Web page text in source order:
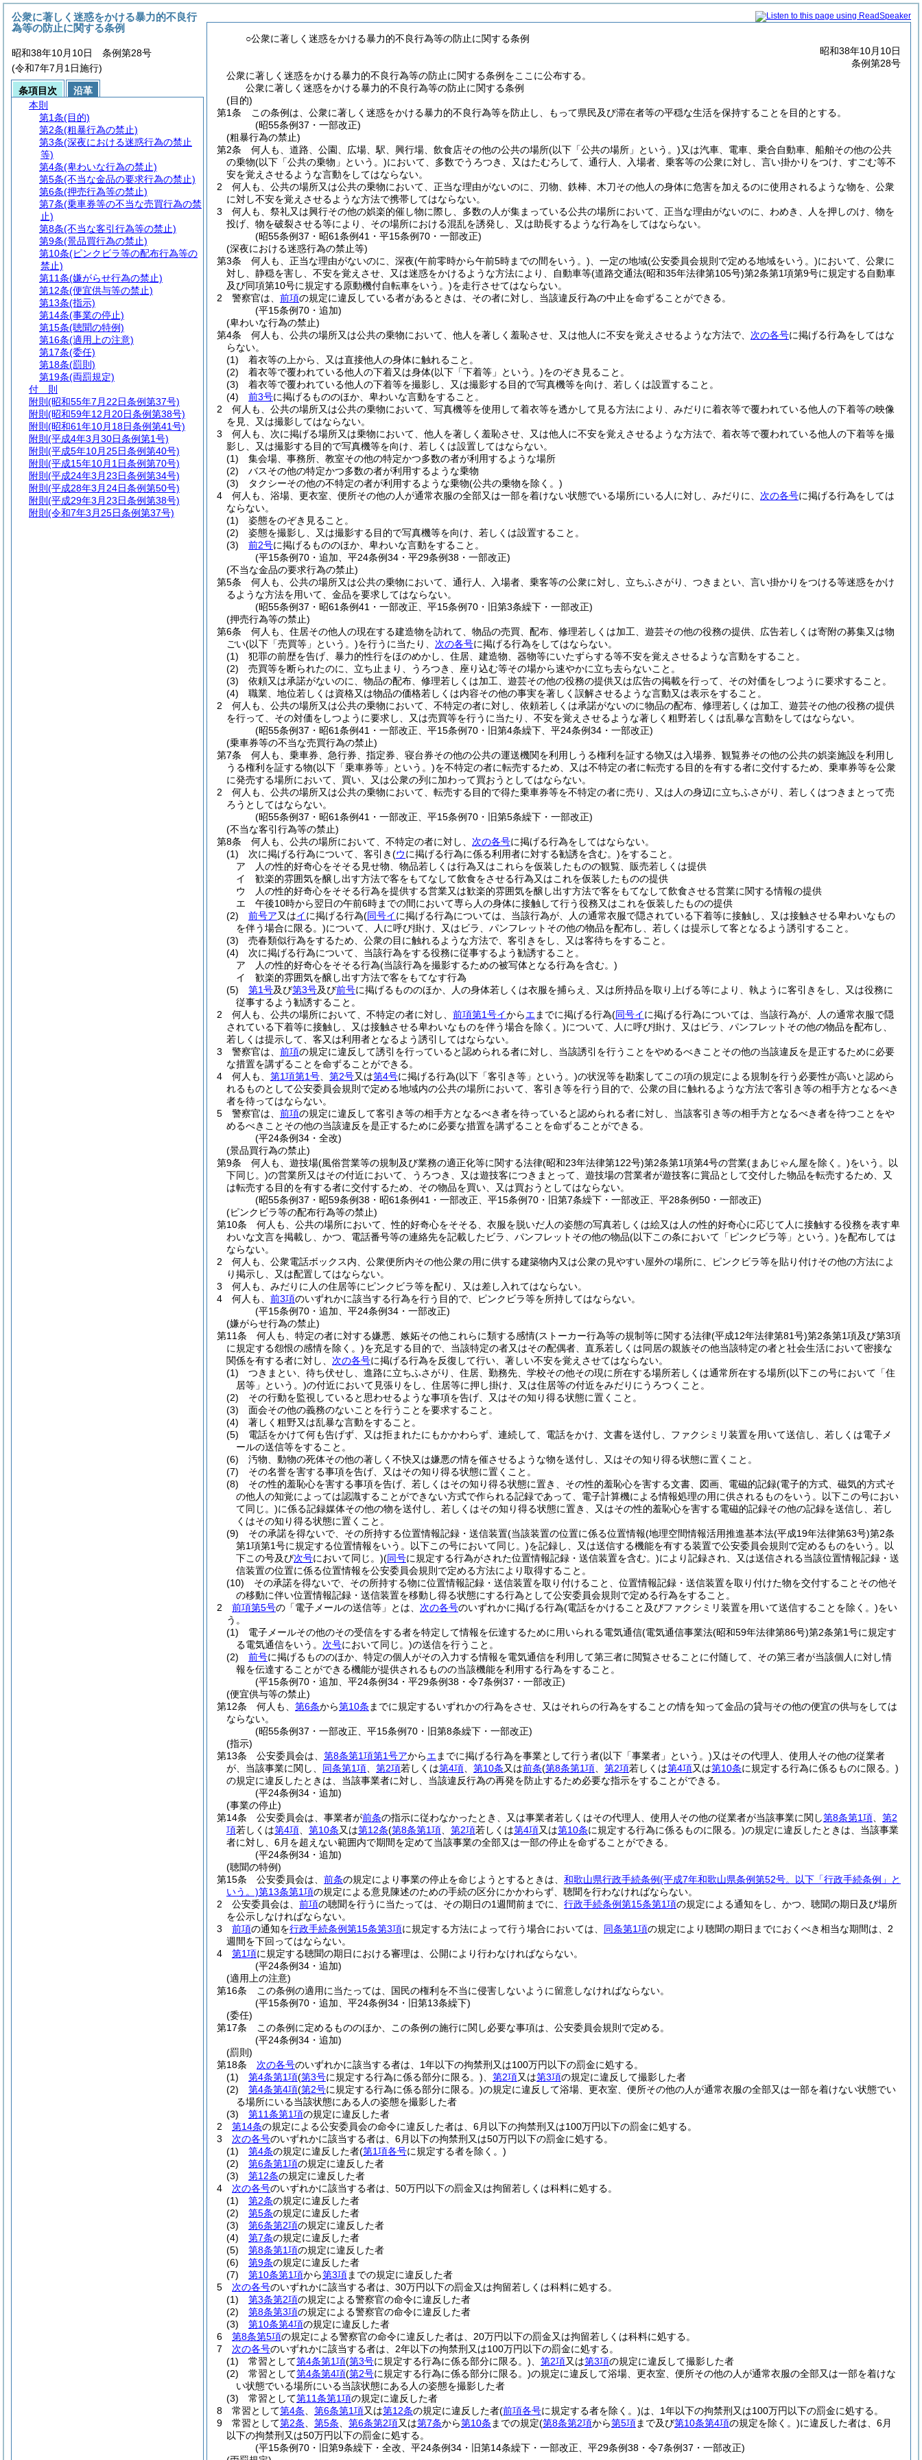
○公衆に著しく迷惑をかける暴力的不良行為等の防止に関する条例
昭和38年10月10日
条例第28号
公衆に著しく迷惑をかける暴力的不良行為等の防止に関する条例をここに公布する。
公衆に著しく迷惑をかける暴力的不良行為等の防止に関する条例
(目的)
第1条
この条例は、公衆に著しく迷惑をかける暴力的不良行為等を防止し、もって県民及び滞在者等の平穏な生活を保持することを目的とする。
(昭55条例37・一部改正)
(粗暴行為の禁止)
第2条
何人も、道路、公園、広場、駅、興行場、飲食店その他の公共の場所(以下「公共の場所」という。)又は汽車、電車、乗合自動車、船舶その他の公共
の乗物(以下「公共の乗物」という。)において、多数でうろつき、又はたむろして、通行人、入場者、乗客等の公衆に対し、言い掛かりをつけ、すごむ等不
安を覚えさせるような言動をしてはならない。
2
何人も、公共の場所又は公共の乗物において、正当な理由がないのに、刃物、鉄棒、木刀その他人の身体に危害を加えるのに使用されるような物を、公衆
に対し不安を覚えさせるような方法で携帯してはならない。
3
何人も、祭礼又は興行その他の娯楽的催し物に際し、多数の人が集まっている公共の場所において、正当な理由がないのに、わめき、人を押しのけ、物を
投げ、物を破裂させる等により、その場所における混乱を誘発し、又は助長するような行為をしてはならない。
(昭55条例37・昭61条例41・平15条例70・一部改正)
(深夜における迷惑行為の禁止等)
第3条
何人も、正当な理由がないのに、深夜(午前零時から午前5時までの間をいう。) 、一定の地域(公安委員会規則で定める地域をいう。)において、公衆に
対し、静穏を害し、不安を覚えさせ、又は迷惑をかけるような方法により、自動車等(道路交通法(昭和35年法律第105号)第2条第1項第9号に規定する自動車
及び同項第10号に規定する原動機付自転車をいう。)を走行させてはならない。
2
警察官は、 前項の規定に違反している者があるときは、その者に対し、当該違反行為の中止を命ずることができる。
(平15条例70・追加)
(卑わいな行為の禁止)
第4条
何人も、公共の場所又は公共の乗物において、他人を著しく羞恥させ、又は他人に不安を覚えさせるような方法で、 次の各号に掲げる行為をしてはな
らない。
(1)
着衣等の上から、又は直接他人の身体に触れること。
(2)
着衣等で覆われている他人の下着又は身体(以下「下着等」という。)をのぞき見ること。
(3)
着衣等で覆われている他人の下着等を撮影し、又は撮影する目的で写真機等を向け、若しくは設置すること。
(4)
前3号に掲げるもののほか、卑わいな言動をすること。
2
何人も、公共の場所又は公共の乗物において、写真機等を使用して着衣等を透かして見る方法により、みだりに着衣等で覆われている他人の下着等の映像
を見、又は撮影してはならない。
3
何人も、次に掲げる場所又は乗物において、他人を著しく羞恥させ、又は他人に不安を覚えさせるような方法で、着衣等で覆われている他人の下着等を撮
影し、又は撮影する目的で写真機等を向け、若しくは設置してはならない。
(1)
集会場、事務所、教室その他の特定かつ多数の者が利用するような場所
(2)
バスその他の特定かつ多数の者が利用するような乗物
(3)
タクシーその他の不特定の者が利用するような乗物(公共の乗物を除く。)
4
何人も、浴場、更衣室、便所その他の人が通常衣服の全部又は一部を着けない状態でいる場所にいる人に対し、みだりに、 次の各号に掲げる行為をしては
ならない。
(1)
姿態をのぞき見ること。
(2)
姿態を撮影し、又は撮影する目的で写真機等を向け、若しくは設置すること。
(3)
前2号に掲げるもののほか、卑わいな言動をすること。
(平15条例70・追加、平24条例34・平29条例38・一部改正)
(不当な金品の要求行為の禁止)
第5条
何人も、公共の場所又は公共の乗物において、通行人、入場者、乗客等の公衆に対し、立ちふさがり、つきまとい、言い掛かりをつける等迷惑をかけ
るような方法を用いて、金品を要求してはならない。
(昭55条例37・昭61条例41・一部改正、平15条例70・旧第3条繰下・一部改正)
(押売行為等の禁止)
第6条
何人も、住居その他人の現在する建造物を訪れて、物品の売買、配布、修理若しくは加工、遊芸その他の役務の提供、広告若しくは寄附の募集又は物
ごい(以下「売買等」という。)を行うに当たり、 次の各号に掲げる行為をしてはならない。
(1)
犯罪の前歴を告げ、暴力的性行をほのめかし、住居、建造物、器物等にいたずらする等不安を覚えさせるような言動をすること。
(2)
売買等を断られたのに、立ち止まり、うろつき、座り込む等その場から速やかに立ち去らないこと。
(3)
依頼又は承諾がないのに、物品の配布、修理若しくは加工、遊芸その他の役務の提供又は広告の掲載を行って、その対価をしつように要求すること。
(4)
職業、地位若しくは資格又は物品の価格若しくは内容その他の事実を著しく誤解させるような言動又は表示をすること。
2
何人も、公共の場所又は公共の乗物において、不特定の者に対し、依頼若しくは承諾がないのに物品の配布、修理若しくは加工、遊芸その他の役務の提供
を行って、その対価をしつように要求し、又は売買等を行うに当たり、不安を覚えさせるような著しく粗野若しくは乱暴な言動をしてはならない。
(昭55条例37・昭61条例41・一部改正、平15条例70・旧第4条繰下、平24条例34・一部改正)
(乗車券等の不当な売買行為の禁止)
第7条
何人も、乗車券、急行券、指定券、寝台券その他の公共の運送機関を利用しうる権利を証する物又は入場券、観覧券その他の公共の娯楽施設を利用し
うる権利を証する物(以下「乗車券等」という。)を不特定の者に転売するため、又は不特定の者に転売する目的を有する者に交付するため、乗車券等を公衆
に発売する場所において、買い、又は公衆の列に加わって買おうとしてはならない。
2
何人も、公共の場所又は公共の乗物において、転売する目的で得た乗車券等を不特定の者に売り、又は人の身辺に立ちふさがり、若しくはつきまとって売
ろうとしてはならない。
(昭55条例37・昭61条例41・一部改正、平15条例70・旧第5条繰下・一部改正)
(不当な客引行為等の禁止)
第8条
何人も、公共の場所において、不特定の者に対し、 次の各号に掲げる行為をしてはならない。
(1)
次に掲げる行為について、客引き(ウに掲げる行為に係る利用者に対する勧誘を含む。)をすること。
ア
人の性的好奇心をそそる見せ物、物品若しくは行為又はこれらを仮装したものの観覧、販売若しくは提供
イ
歓楽的雰囲気を醸し出す方法で客をもてなして飲食をさせる行為又はこれを仮装したものの提供
ウ
人の性的好奇心をそそる行為を提供する営業又は歓楽的雰囲気を醸し出す方法で客をもてなして飲食させる営業に関する情報の提供
エ
午後10時から翌日の午前6時までの間において専ら人の身体に接触して行う役務又はこれを仮装したものの提供
(2)
前号ア又はイに掲げる行為(同号イに掲げる行為については、当該行為が、人の通常衣服で隠されている下着等に接触し、又は接触させる卑わいなもの
を伴う場合に限る。)について、人に呼び掛け、又はビラ、パンフレットその他の物品を配布し、若しくは提示して客となるよう誘引すること。
(3)
売春類似行為をするため、公衆の目に触れるような方法で、客引きをし、又は客待ちをすること。
(4)
次に掲げる行為について、当該行為をする役務に従事するよう勧誘すること。
ア
人の性的好奇心をそそる行為(当該行為を撮影するための被写体となる行為を含む。)
イ
歓楽的雰囲気を醸し出す方法で客をもてなす行為
(5)
第1号及び第3号及び前号に掲げるもののほか、人の身体若しくは衣服を捕らえ、又は所持品を取り上げる等により、執ように客引きをし、又は役務に
従事するよう勧誘すること。
2
何人も、公共の場所において、不特定の者に対し、 前項第1号イからエ までに掲げる行為(同号イに掲げる行為については、当該行為が、人の通常衣服で隠
されている下着等に接触し、又は接触させる卑わいなものを伴う場合を除く。)について、人に呼び掛け、又はビラ、パンフレットその他の物品を配布し、
若しくは提示して、客又は利用者となるよう誘引してはならない。
3
警察官は、 前項の規定に違反して誘引を行っていると認められる者に対し、当該誘引を行うことをやめるべきことその他の当該違反を是正するために必要
な措置を講ずることを命ずることができる。
4
何人も、 第1項第1号 第2号又は第4号に掲げる行為(以下「客引き等」という。)の状況等を勘案してこの項の規定による規制を行う必要性が高いと認めら
れるものとして公安委員会規則で定める地域内の公共の場所において、客引き等を行う目的で、公衆の目に触れるような方法で客引き等の相手方となるべき
者を待ってはならない。
5
警察官は、 前項の規定に違反して客引き等の相手方となるべき者を待っていると認められる者に対し、当該客引き等の相手方となるべき者を待つことをや
めるべきことその他の当該違反を是正するために必要な措置を講ずることを命ずることができる。
(平24条例34・全改)
(景品買行為の禁止)
第9条
何人も、遊技場(風俗営業等の規制及び業務の適正化等に関する法律(昭和23年法律第122号)第2条第1項第4号の営業(まあじゃん屋を除く。)をいう。以
下同じ。)の営業所又はその付近において、うろつき、又は遊技客につきまとって、遊技場の営業者が遊技客に賞品として交付した物品を転売するため、又
は転売する目的を有する者に交付するため、その物品を買い、又は買おうとしてはならない。
(昭55条例37・昭59条例38・昭61条例41・一部改正、平15条例70・旧第7条繰下・一部改正、平28条例50・一部改正)
(ピンクビラ等の配布行為等の禁止)
第10条
何人も、公共の場所において、性的好奇心をそそる、衣服を脱いだ人の姿態の写真若しくは絵又は人の性的好奇心に応じて人に接触する役務を表す卑
わいな文言を掲載し、かつ、電話番号等の連絡先を記載したビラ、パンフレットその他の物品(以下この条において「ピンクビラ等」という。)を配布しては
ならない。
2
何人も、公衆電話ボックス内、公衆便所内その他公衆の用に供する建築物内又は公衆の見やすい屋外の場所に、ピンクビラ等を貼り付けその他の方法によ
り掲示し、又は配置してはならない。
3
何人も、みだりに人の住居等にピンクビラ等を配り、又は差し入れてはならない。
4
何人も、 前3項のいずれかに該当する行為を行う目的で、ピンクビラ等を所持してはならない。
(平15条例70・追加、平24条例34・一部改正)
(嫌がらせ行為の禁止)
第11条
何人も、特定の者に対する嫌悪、嫉妬その他これらに類する感情(ストーカー行為等の規制等に関する法律(平成12年法律第81号)第2条第1項及び第3項
に規定する怨恨の感情を除く。)を充足する目的で、当該特定の者又はその配偶者、直系若しくは同居の親族その他当該特定の者と社会生活において密接な
関係を有する者に対し、 次の各号に掲げる行為を反復して行い、著しい不安を覚えさせてはならない。
(1)
つきまとい、待ち伏せし、進路に立ちふさがり、住居、勤務先、学校その他その現に所在する場所若しくは通常所在する場所(以下この号において「住
居等」という。)の付近において見張りをし、住居等に押し掛け、又は住居等の付近をみだりにうろつくこと。
(2)
その行動を監視していると思わせるような事項を告げ、又はその知り得る状態に置くこと。
(3)
面会その他の義務のないことを行うことを要求すること。
(4)
著しく粗野又は乱暴な言動をすること。
(5)
電話をかけて何も告げず、又は拒まれたにもかかわらず、連続して、電話をかけ、文書を送付し、ファクシミリ装置を用いて送信し、若しくは電子メ
ールの送信等をすること。
(6)
汚物、動物の死体その他の著しく不快又は嫌悪の情を催させるような物を送付し、又はその知り得る状態に置くこと。
(7)
その名誉を害する事項を告げ、又はその知り得る状態に置くこと。
(8)
その性的羞恥心を害する事項を告げ、若しくはその知り得る状態に置き、その性的羞恥心を害する文書、図画、電磁的記録(電子的方式、磁気的方式そ
の他人の知覚によっては認識することができない方式で作られる記録であって、電子計算機による情報処理の用に供されるものをいう。以下この号におい
て同じ。)に係る記録媒体その他の物を送付し、若しくはその知り得る状態に置き、又はその性的羞恥心を害する電磁的記録その他の記録を送信し、若し
くはその知り得る状態に置くこと。
(9)
その承諾を得ないで、その所持する位置情報記録・送信装置(当該装置の位置に係る位置情報(地理空間情報活用推進基本法(平成19年法律第63号)第2条
第1項第1号に規定する位置情報をいう。以下この号において同じ。)を記録し、又は送信する機能を有する装置で公安委員会規則で定めるものをいう。以
下この号及び次号において同じ。)(同号に規定する行為がされた位置情報記録・送信装置を含む。)により記録され、又は送信される当該位置情報記録・送
信装置の位置に係る位置情報を公安委員会規則で定める方法により取得すること。
(10)
その承諾を得ないで、その所持する物に位置情報記録・送信装置を取り付けること、位置情報記録・送信装置を取り付けた物を交付することその他そ
の移動に伴い位置情報記録・送信装置を移動し得る状態にする行為として公安委員会規則で定める行為をすること。
2
前項第5号の「電子メールの送信等」とは、 次の各号のいずれかに掲げる行為(電話をかけること及びファクシミリ装置を用いて送信することを除く。)をい
う。
(1)
電子メールその他のその受信をする者を特定して情報を伝達するために用いられる電気通信(電気通信事業法(昭和59年法律第86号)第2条第1号に規定す
る電気通信をいう。 次号において同じ。)の送信を行うこと。
(2)
前号に掲げるもののほか、特定の個人がその入力する情報を電気通信を利用して第三者に閲覧させることに付随して、その第三者が当該個人に対し情
報を伝達することができる機能が提供されるものの当該機能を利用する行為をすること。
(平15条例70・追加、平24条例34・平29条例38・令7条例37・一部改正)
(便宜供与等の禁止)
第12条
何人も、 第6条から第10条 までに規定するいずれかの行為をさせ、又はそれらの行為をすることの情を知って金品の貸与その他の便宜の供与をしては
ならない。
(昭55条例37・一部改正、平15条例70・旧第8条繰下・一部改正)
(指示)
第13条
公安委員会は、 第8条第1項第1号アからエ までに掲げる行為を事業として行う者(以下「事業者」という。)又はその代理人、使用人その他の従業者
が、当該事業に関し、 同条第1項 第2項若しくは第4項 第10条又は前条(第8条第1項 第2項若しくは第4項又は第10条に規定する行為に係るものに限る。)
の規定に違反したときは、当該事業者に対し、当該違反行為の再発を防止するため必要な指示をすることができる。
(平24条例34・追加)
(事業の停止)
第14条
公安委員会は、事業者が前条の指示に従わなかったとき、又は事業者若しくはその代理人、使用人その他の従業者が当該事業に関し第8条第1項
第2
項若しくは第4項 第10条又は第12条(第8条第1項 第2項若しくは第4項又は第10条に規定する行為に係るものに限る。)の規定に違反したときは、当該事業
者に対し、6月を超えない範囲内で期間を定めて当該事業の全部又は一部の停止を命ずることができる。
(平24条例34・追加)
(聴聞の特例)
第15条
公安委員会は、 前条の規定により事業の停止を命じようとするときは、 和歌山県行政手続条例(平成7年和歌山県条例第52号。以下「行政手続条例」と
いう。)第13条第1項の規定による意見陳述のための手続の区分にかかわらず、聴聞を行わなければならない。
2
公安委員会は、 前項の聴聞を行うに当たっては、その期日の1週間前までに、 行政手続条例第15条第1項の規定による通知をし、かつ、聴聞の期日及び場所
を公示しなければならない。
3
前項の通知を行政手続条例第15条第3項に規定する方法によって行う場合においては、 同条第1項の規定により聴聞の期日までにおくべき相当な期間は、2
週間を下回ってはならない。
4
第1項に規定する聴聞の期日における審理は、公開により行わなければならない。
(平24条例34・追加)
(適用上の注意)
第16条
この条例の適用に当たっては、国民の権利を不当に侵害しないように留意しなければならない。
(平15条例70・追加、平24条例34・旧第13条繰下)
(委任)
第17条
この条例に定めるもののほか、この条例の施行に関し必要な事項は、公安委員会規則で定める。
(平24条例34・追加)
(罰則)
第18条
次の各号のいずれかに該当する者は、1年以下の拘禁刑又は100万円以下の罰金に処する。
(1)
第4条第1項(第3号に規定する行為に係る部分に限る。) 第2項又は第3項の規定に違反して撮影した者
(2)
第4条第4項(第2号に規定する行為に係る部分に限る。)の規定に違反して浴場、更衣室、便所その他の人が通常衣服の全部又は一部を着けない状態でい
る場所にいる当該状態にある人の姿態を撮影した者
(3)
第11条第1項の規定に違反した者
2
第14条の規定による公安委員会の命令に違反した者は、6月以下の拘禁刑又は100万円以下の罰金に処する。
3
次の各号のいずれかに該当する者は、6月以下の拘禁刑又は50万円以下の罰金に処する。
(1)
第4条の規定に違反した者(第1項各号に規定する者を除く。)
(2)
第6条第1項の規定に違反した者
(3)
第12条の規定に違反した者
4
次の各号のいずれかに該当する者は、50万円以下の罰金又は拘留若しくは科料に処する。
(1)
第2条の規定に違反した者
(2)
第5条の規定に違反した者
(3)
第6条第2項の規定に違反した者
(4)
第7条の規定に違反した者
(5)
第8条第1項の規定に違反した者
(6)
第9条の規定に違反した者
(7)
第10条第1項から第3項までの規定に違反した者
5
次の各号のいずれかに該当する者は、30万円以下の罰金又は拘留若しくは科料に処する。
(1)
第3条第2項の規定による警察官の命令に違反した者
(2)
第8条第3項の規定による警察官の命令に違反した者
(3)
第10条第4項の規定に違反した者
6
第8条第5項の規定による警察官の命令に違反した者は、20万円以下の罰金又は拘留若しくは科料に処する。
7
次の各号のいずれかに該当する者は、2年以下の拘禁刑又は100万円以下の罰金に処する。
(1)
常習として第4条第1項(第3号に規定する行為に係る部分に限る。) 第2項又は第3項の規定に違反して撮影した者
(2)
常習として第4条第4項(第2号に規定する行為に係る部分に限る。)の規定に違反して浴場、更衣室、便所その他の人が通常衣服の全部又は一部を着けな
い状態でいる場所にいる当該状態にある人の姿態を撮影した者
(3)
常習として第11条第1項の規定に違反した者
8
常習として第4条 第6条第1項又は第12条の規定に違反した者(前項各号に規定する者を除く。)は、1年以下の拘禁刑又は100万円以下の罰金に処する。
9
常習として第2条 第5条 第6条第2項又は第7条から第10条 までの規定(第8条第2項から第5項まで及び第10条第4項の規定を除く。)に違反した者は、6月
以下の拘禁刑又は50万円以下の罰金に処する。
(平15条例70・旧第9条繰下・全改、平24条例34・旧第14条繰下・一部改正、平29条例38・令7条例37・一部改正)
公衆に著しく迷惑をかける暴力的不良行
為等の防止に関する条例
昭和38年10月10日 条例第28号
(令和7年7月1日施行)
条項目次
沿革
本則
第1条(目的)
第2条(粗暴行為の禁止)
第3条(深夜における迷惑行為の禁止
等)
第4条(卑わいな行為の禁止)
第5条(不当な金品の要求行為の禁止)
第6条(押売行為等の禁止)
第7条(乗車券等の不当な売買行為の禁
止)
第8条(不当な客引行為等の禁止)
第9条(景品買行為の禁止)
第10条(ピンクビラ等の配布行為等の
禁止)
第11条(嫌がらせ行為の禁止)
第12条(便宜供与等の禁止)
第13条(指示)
第14条(事業の停止)
第15条(聴聞の特例)
第16条(適用上の注意)
第17条(委任)
第18条(罰則)
第19条(両罰規定)
付 則
附則 (昭和55年7月22日条例第37号)
附則 (昭和59年12月20日条例第38号)
附則 (昭和61年10月18日条例第41号)
附則 (平成4年3月30日条例第1号)
附則 (平成5年10月25日条例第40号)
附則 (平成15年10月1日条例第70号)
附則 (平成24年3月23日条例第34号)
附則 (平成28年3月24日条例第50号)
附則 (平成29年3月23日条例第38号)
附則 (令和7年3月25日条例第37号)